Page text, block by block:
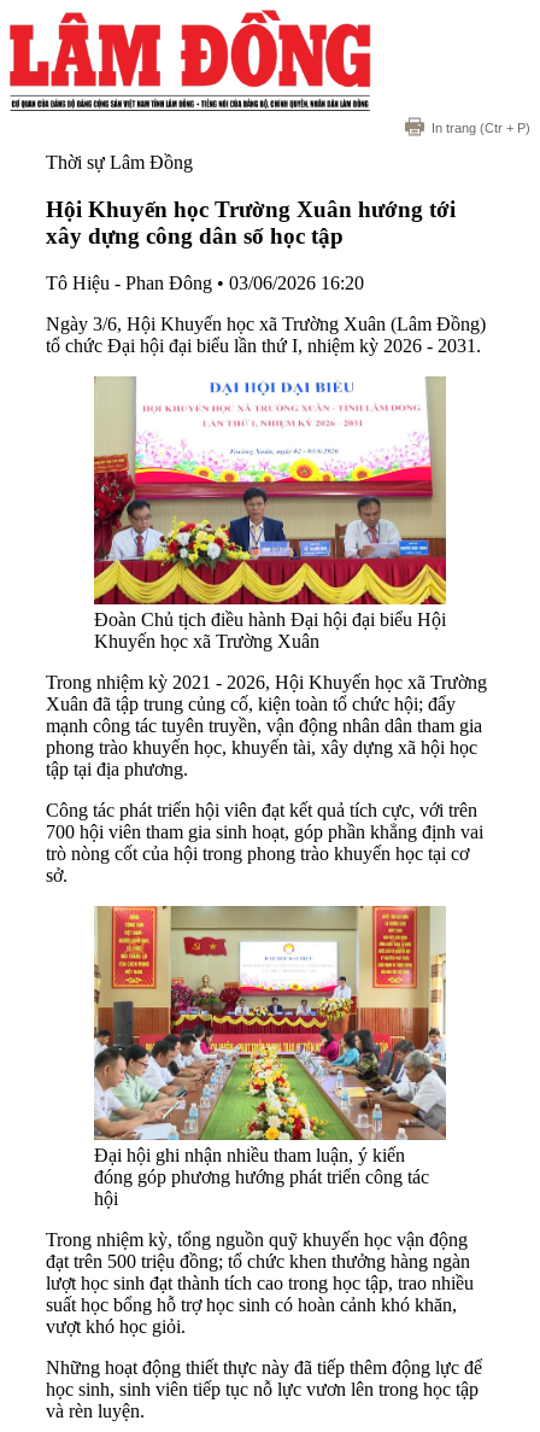
In trang (Ctr + P)
Thời sự Lâm Đồng
Hội Khuyến học Trường Xuân hướng tới
xây dựng công dân số học tập
Tô Hiệu - Phan Đông • 03/06/2026 16:20
Ngày 3/6, Hội Khuyến học xã Trường Xuân (Lâm Đồng)
tổ chức Đại hội đại biểu lần thứ I, nhiệm kỳ 2026 - 2031.
Đoàn Chủ tịch điều hành Đại hội đại biểu Hội
Khuyến học xã Trường Xuân
Trong nhiệm kỳ 2021 - 2026, Hội Khuyến học xã Trường
Xuân đã tập trung củng cố, kiện toàn tổ chức hội; đẩy
mạnh công tác tuyên truyền, vận động nhân dân tham gia
phong trào khuyến học, khuyến tài, xây dựng xã hội học
tập tại địa phương.
Công tác phát triển hội viên đạt kết quả tích cực, với trên
700 hội viên tham gia sinh hoạt, góp phần khẳng định vai
trò nòng cốt của hội trong phong trào khuyến học tại cơ
sở.
Đại hội ghi nhận nhiều tham luận, ý kiến
đóng góp phương hướng phát triển công tác
hội
Trong nhiệm kỳ, tổng nguồn quỹ khuyến học vận động
đạt trên 500 triệu đồng; tổ chức khen thưởng hàng ngàn
lượt học sinh đạt thành tích cao trong học tập, trao nhiều
suất học bổng hỗ trợ học sinh có hoàn cảnh khó khăn,
vượt khó học giỏi.
Những hoạt động thiết thực này đã tiếp thêm động lực để
học sinh, sinh viên tiếp tục nỗ lực vươn lên trong học tập
và rèn luyện.